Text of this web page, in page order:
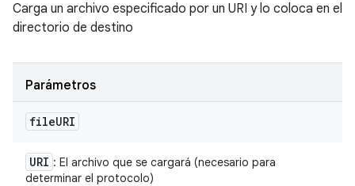
Carga un archivo especificado por un URI y lo coloca en el
directorio de destino
Parámetros
fileURI
URI : El archivo que se cargará (necesario para
determinar el protocolo)